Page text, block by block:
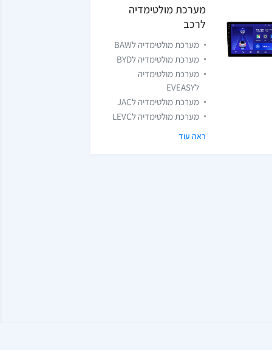
מערכת מולטימדיה
לרכב
מערכת מולטימדיה לBAW
מערכת מולטימדיה לBYD
מערכת מולטימדיה
לEVEASY
מערכת מולטימדיה לJAC
מערכת מולטימדיה לLEVC
ראה עוד